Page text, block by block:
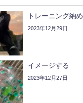
トレーニング納め
2023年12月29日
イメージする
2023年12月27日